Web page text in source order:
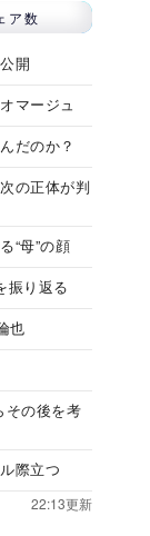
ア数
開
マージュ
んだのか？
の正体が判
“母”の顔
振り返る
也
その後を考
際立つ
22:13更新